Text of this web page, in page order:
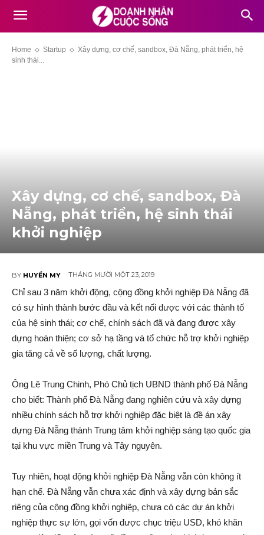
Home Startup
Xây dựng, cơ chế, sandbox, Đà Nẵng, phát triển, hệ
sinh thái...
Xây dựng, cơ chế, sandbox, Đà
Nẵng, phát triển, hệ sinh thái
khởi nghiệp
BY HUYỀN MY THÁNG MƯỜI MỘT 23, 2019
Chỉ sau 3 năm khởi động, cộng đồng khởi nghiệp Đà Nẵng đã
có sự hình thành bước đầu và kết nối được với các thành tố
của hệ sinh thái; cơ chế, chính sách đã và đang được xây
dựng hoàn thiện; cơ sở hạ tầng và tổ chức hỗ trợ khởi nghiệp
gia tăng cả về số lượng, chất lượng.
Ông Lê Trung Chinh, Phó Chủ tịch UBND thành phố Đà Nẵng
cho biết: Thành phố Đà Nẵng đang nghiên cứu và xây dựng
nhiều chính sách hỗ trợ khởi nghiệp đặc biệt là đề án xây
dựng Đà Nẵng thành Trung tâm khởi nghiệp sáng tạo quốc gia
tại khu vực miền Trung và Tây nguyên.
Tuy nhiên, hoạt động khởi nghiệp Đà Nẵng vẫn còn không ít
hạn chế. Đà Nẵng vẫn chưa xác định và xây dựng bản sắc
riêng của cộng đồng khởi nghiệp, chưa có các dự án khởi
nghiệp thực sự lớn, gọi vốn được chục triệu USD, khó khăn